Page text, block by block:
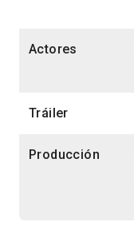
Actores
Tráiler
Producción